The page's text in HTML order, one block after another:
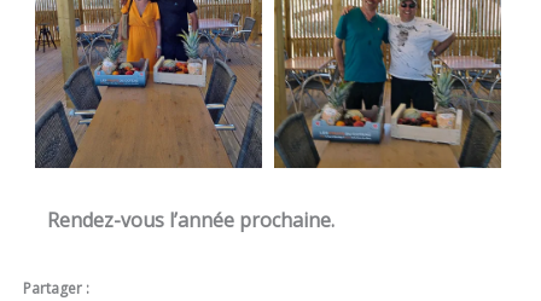
Rendez-vous l’année prochaine.
Partager :